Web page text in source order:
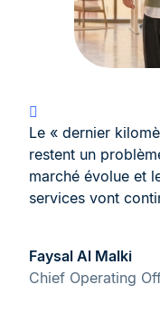
Le « dernier
restent un
marché évolue et
services vont
Faysal Al Malki
Chief Operating